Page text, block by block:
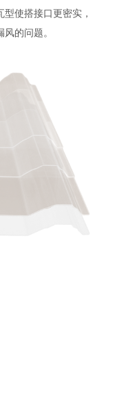
使搭接口更密实，
的问题。